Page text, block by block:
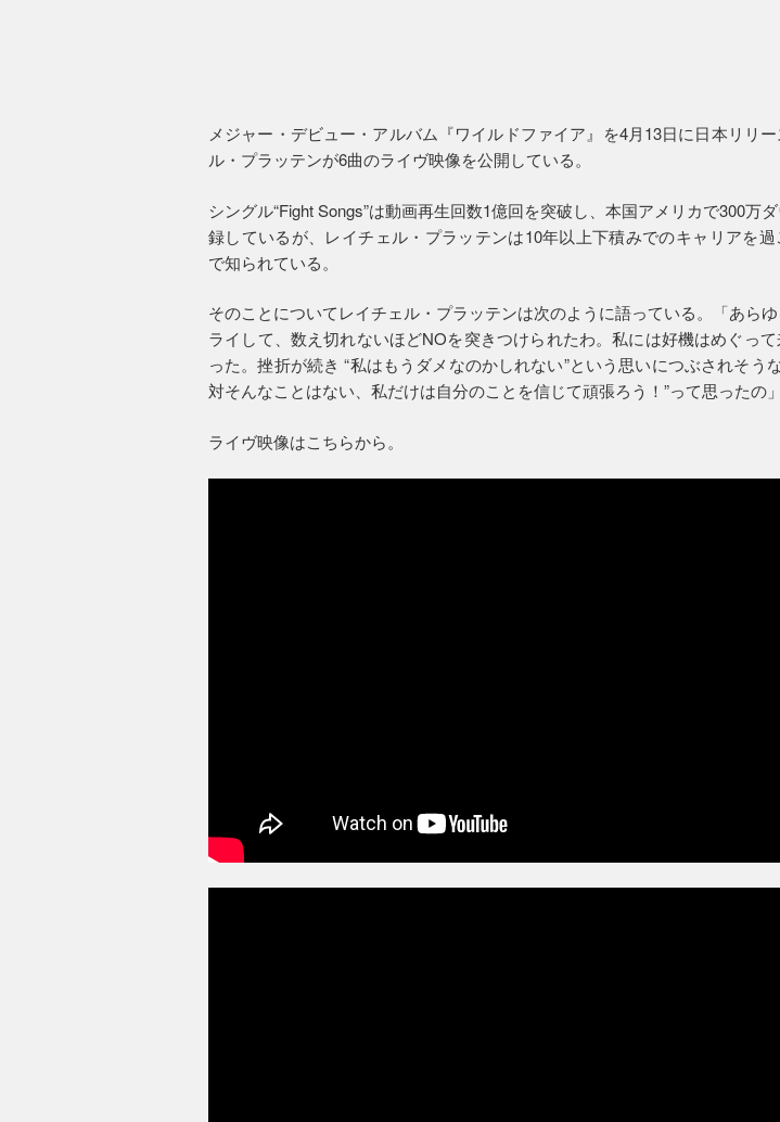
メジャー・デビュー・アルバム『ワイルドファイア』を4月13日に日本リリ
ル・プラッテンが6曲のライヴ映像を公開している。
シングル“Fight Songs”は動画再生回数1億回を突破し、本国アメリカで300万
録しているが、レイチェル・プラッテンは10年以上下積みでのキャリアを過
で知られている。
そのことについてレイチェル・プラッテンは次のように語っている。「あら
ライして、数え切れないほどNOを突きつけられたわ。私には好機はめぐっ
った。挫折が続き “私はもうダメなのかしれない”という思いにつぶされそう
対そんなことはない、私だけは自分のことを信じて頑張ろう！”って思ったの」
ライヴ映像はこちらから。